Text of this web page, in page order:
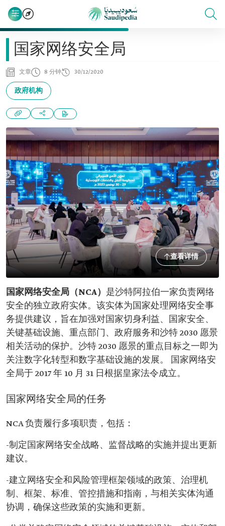
国家网络安全局
文章 8 分钟 30/12/2020
政府机构
查看详情
国家网络安全局（NCA） 是沙特阿拉伯一家负责网络
安全的独立政府实体。该实体为国家处理网络安全事
务提供建议，旨在加强对国家切身利益、国家安全、
关键基础设施、重点部门、政府服务和沙特 2030 愿景
相关活动的保护。沙特 2030 愿景的重点目标之一即为
关注数字化转型和数字基础设施的发展。 国家网络安
全局于 2017 年 10 月 31 日根据皇家法令成立。
国家网络安全局的任务
NCA 负责履行多项职责，包括：
-制定国家网络安全战略、监督战略的实施并提出更新
建议。
-建立网络安全和风险管理框架领域的政策、治理机
制、框架、标准、管控措施和指南，与相关实体沟通
协调，确保这些政策的实施和更新。